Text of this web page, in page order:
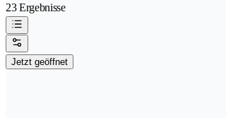
23 Ergebnisse
Jetzt geöffnet